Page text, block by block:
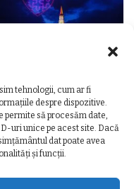
tehnologii, cum ar fi
despre dispozitive.
permite să procesăm date,
uri unice pe acest site. Dacă
dat poate avea
și funcții.
la Cluj-Napoca.
complet al